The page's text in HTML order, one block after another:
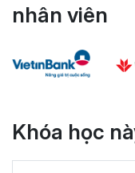
nhân viên
Khóa học